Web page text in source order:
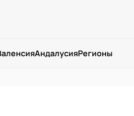
АндалусияРегионы